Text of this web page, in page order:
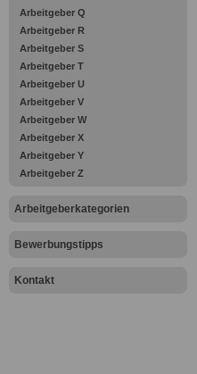
Arbeitgeber Q
Arbeitgeber R
Arbeitgeber S
Arbeitgeber T
Arbeitgeber U
Arbeitgeber V
Arbeitgeber W
Arbeitgeber X
Arbeitgeber Y
Arbeitgeber Z
Arbeitgeberkategorien
Bewerbungstipps
Kontakt